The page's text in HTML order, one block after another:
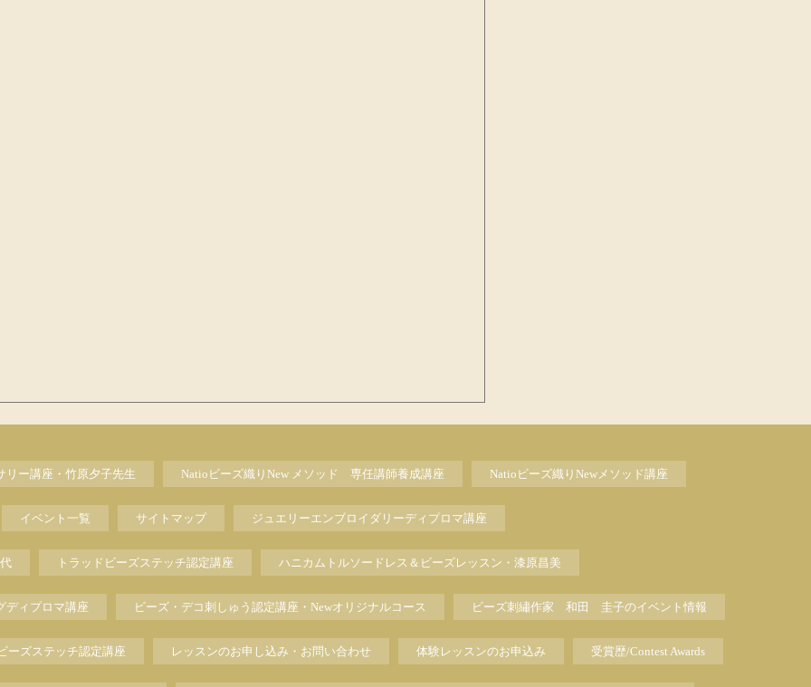
リー講座・竹原夕子先生 Natioビーズ織りNew メソッド 専任講師養成講座 Natioビーズ織りNewメソッド講座
イベント一覧 サイトマップ ジュエリーエンブロイダリーディプロマ講座
トラッドビーズステッチ認定講座 ハニカムトルソードレス＆ビーズレッスン・漆原昌美
ディプロマ講座 ビーズ・デコ刺しゅう認定講座・Newオリジナルコース ビーズ刺繡作家 和田 圭子のイベント情報
ーズステッチ認定講座 レッスンのお申し込み・お問い合わせ 体験レッスンのお申込み 受賞歴/Contest Awards